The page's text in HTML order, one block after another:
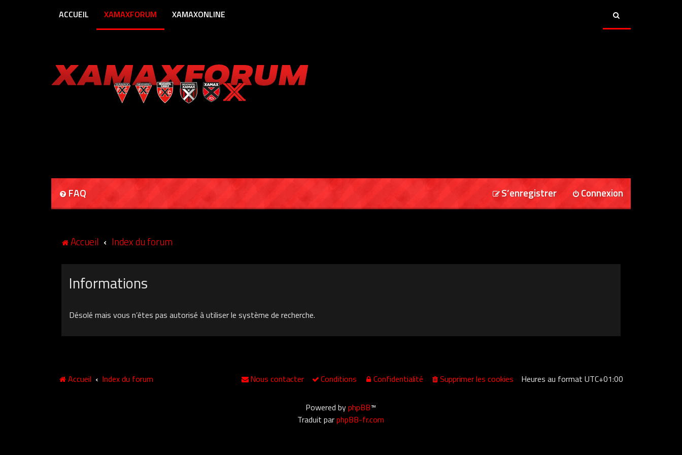
ACCUEIL XAMAXFORUM XAMAXONLINE
FAQ Connexion
S’enregistrer
Accueil Index du forum
Informations
Désolé mais vous n’êtes pas autorisé à utiliser le système de recherche.
Accueil Index du forum Heures au formatUTC+01:00
Supprimer les cookies
Confidentialité
Conditions
Nous contacter
Powered byphpBB™
Traduit parphpBB-fr.com